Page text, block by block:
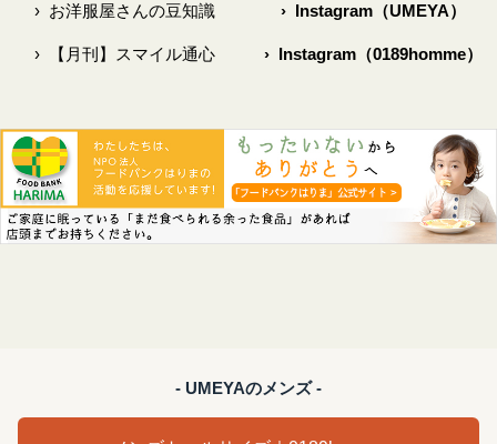
›お洋服屋さんの豆知識
›【月刊】スマイル通心
›Instagram（UMEYA）
›Instagram（0189homme）
- UMEYAのメンズ -